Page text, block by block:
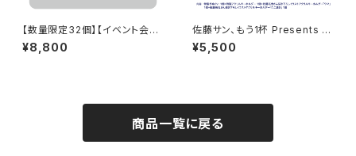
【数量限定32個】【イベント会場
特典付き】SECOND LINE Pre
sents みんなに会いに行くよ!
¥8,800
佐藤サン、もう1杯 Presents み
んなに会いに行くよ！IN 大阪 グ
ッズセット
¥5,500
商品一覧に戻る